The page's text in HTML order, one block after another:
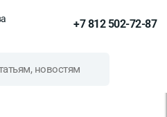
+7 812 502-72-87